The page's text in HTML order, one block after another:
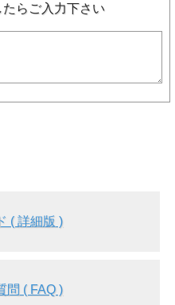
らご入力下さい
( 詳細版 )
問 ( FAQ )